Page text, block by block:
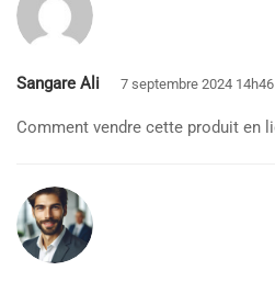
Sangare Ali 7 septembre 2024 14h46
Comment vendre cette produit en